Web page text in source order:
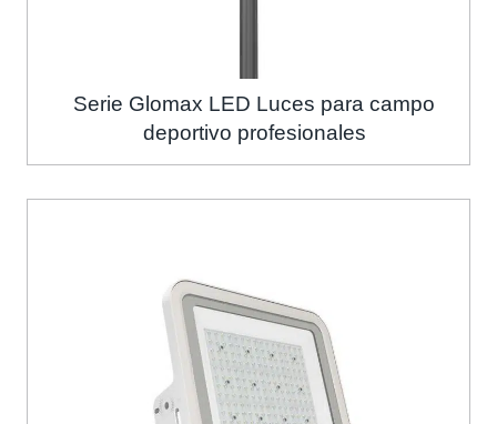
Serie Glomax LED Luces para campo
deportivo profesionales